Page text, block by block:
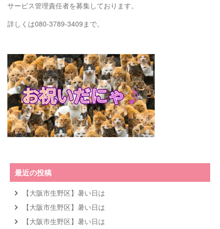
サービス管理責任者を募集しております。
詳しくは080-3789-3409まで。
最近の投稿
【大阪市生野区】暑い日は
【大阪市生野区】暑い日は
【大阪市生野区】暑い日は